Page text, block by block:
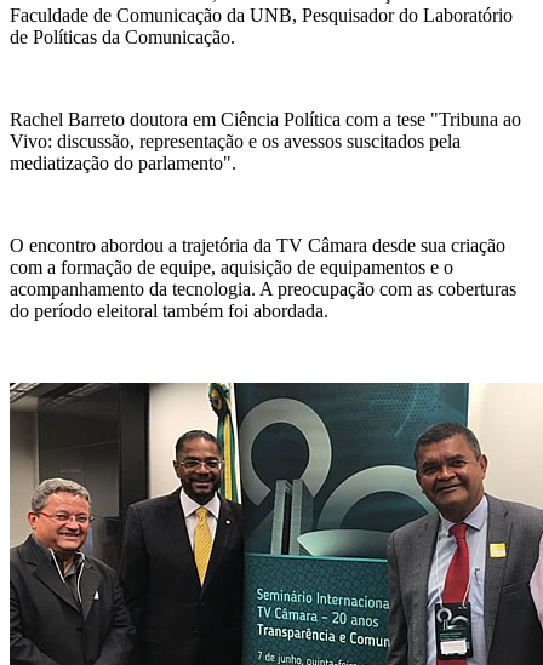
Faculdade de Comunicação da UNB, Pesquisador do Laboratório
de Políticas da Comunicação.
Rachel Barreto doutora em Ciência Política com a tese "Tribuna ao
Vivo: discussão, representação e os avessos suscitados pela
mediatização do parlamento".
O encontro abordou a trajetória da TV Câmara desde sua criação
com a formação de equipe, aquisição de equipamentos e o
acompanhamento da tecnologia. A preocupação com as coberturas
do período eleitoral também foi abordada.